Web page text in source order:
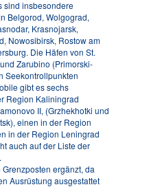
sind insbesondere
Belgorod, Wolgograd,
Krasnojarsk,
Nowosibirsk, Rostow am
Die Häfen von St.
Zarubino (Primorski-
Seekontrollpunkten
gibt es sechs
Region Kaliningrad
II, (Grzhekhotki und
einen in der Region
in der Region Leningrad
auch auf der Liste der
ergänzt, da
Ausrüstung ausgestattet